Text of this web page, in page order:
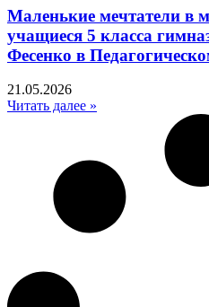
Маленькие мечтатели в
учащиеся 5 класса
Фесенко в
21.05.2026
Читать далее »